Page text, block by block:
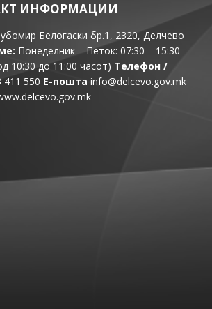
ИНФОРМАЦИИ
Белогаски бр.1, 2320, Делчево
Понеделник – Петок: 07:30 – 15:30
10:30 до 11:00 часот) Телефон /
411 550 Е-пошта info@delcevo.gov.mk